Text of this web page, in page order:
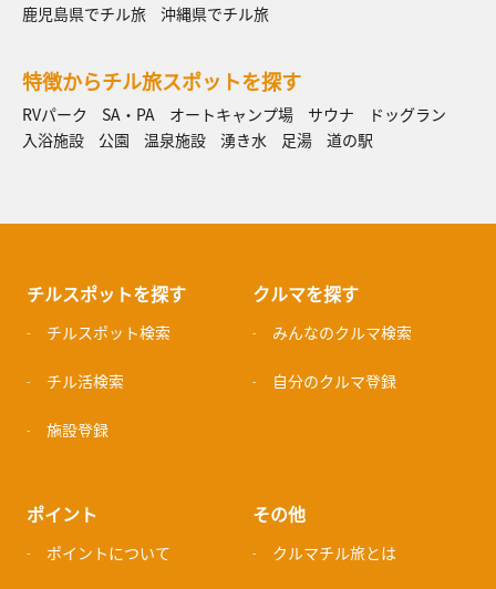
鹿児島県でチル旅
沖縄県でチル旅
特徴からチル旅スポットを探す
RVパーク SA・PA オートキャンプ場 サウナ
ドッグラン
入浴施設
公園 温泉施設 湧き水 足湯 道の駅
チルスポットを探す
チルスポット検索
チル活検索
施設登録
クルマを探す
みんなのクルマ検索
自分のクルマ登録
ポイント
ポイントについて
その他
クルマチル旅とは